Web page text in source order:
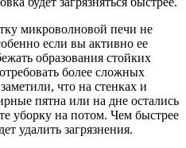
микроволновой печи не
если вы активно ее
образования стойких
более сложных
что на стенках и
пятна или на дне остались
уборку на потом. Чем быстрее
удалить загрязнения.